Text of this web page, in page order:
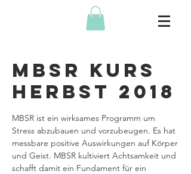
MBSR Kurs
Herbst 2018
MBSR ist ein wirksames Programm um
Stress abzubauen und vorzubeugen. Es hat
messbare positive Auswirkungen auf Körper
und Geist. MBSR kultiviert Achtsamkeit und
schafft damit ein Fundament für ein